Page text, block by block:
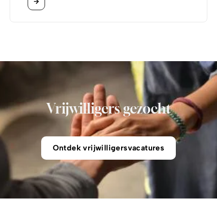
Vrijwilligers gezocht
Ontdek vrijwilligersvacatures